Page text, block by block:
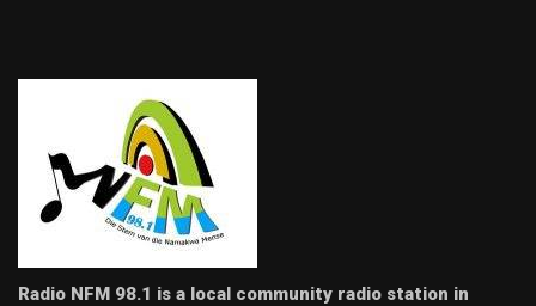
Radio NFM 98.1 is a local community radio station in